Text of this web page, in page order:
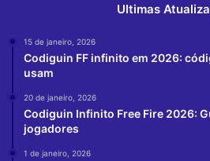
Ultimas
15 de janeiro, 2026
Codiguin FF infinito em 2026:
usam
20 de janeiro, 2026
Codiguin Infinito Free Fire 2026:
jogadores
1 de janeiro, 2026